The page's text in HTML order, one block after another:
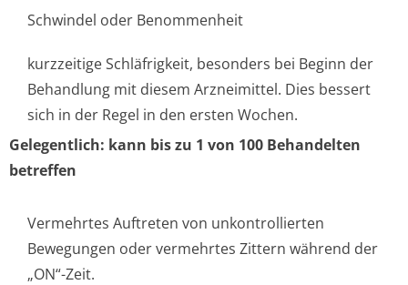
Schwindel oder Benommenheit
kurzzeitige Schläfrigkeit, besonders bei Beginn der
Behandlung mit diesem Arzneimittel. Dies bessert
sich in der Regel in den ersten Wochen.
Gelegentlich: kann bis zu 1 von 100 Behandelten
betreffen
Vermehrtes Auftreten von unkontrollierten
Bewegungen oder vermehrtes Zittern während der
„ON“-Zeit.